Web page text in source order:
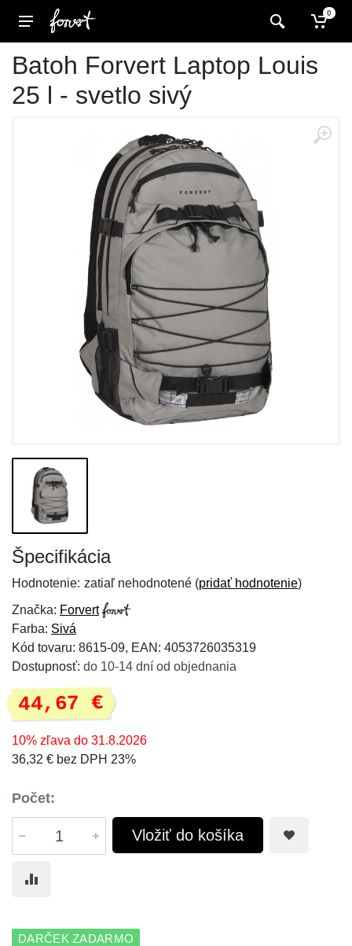
0
Batoh Forvert Laptop Louis
25 l - svetlo sivý
Špecifikácia
Hodnotenie: zatiaľ nehodnotené (pridať hodnotenie)
Značka: Forvert
Farba: Sivá
Kód tovaru: 8615-09, EAN: 4053726035319
Dostupnosť: do 10-14 dní od objednania
44,67 €
10% zľava do 31.8.2026
36,32 € bez DPH 23%
Počet:
Vložiť do košíka
DARČEK ZADARMO